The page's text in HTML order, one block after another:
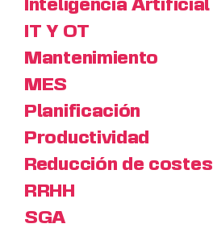
Inteligencia Artificial
IT Y OT
Mantenimiento
MES
Planificación
Productividad
Reducción de costes
RRHH
SGA